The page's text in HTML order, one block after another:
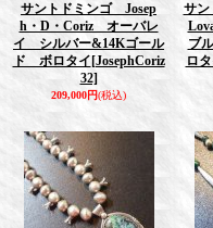
サントドミンゴ Josep
h・D・Coriz オーバレ
イ シルバー&14Kゴール
ド ボロタイ [JosephCoriz
32]
209,000円(税込)
サ
ブ
ロ